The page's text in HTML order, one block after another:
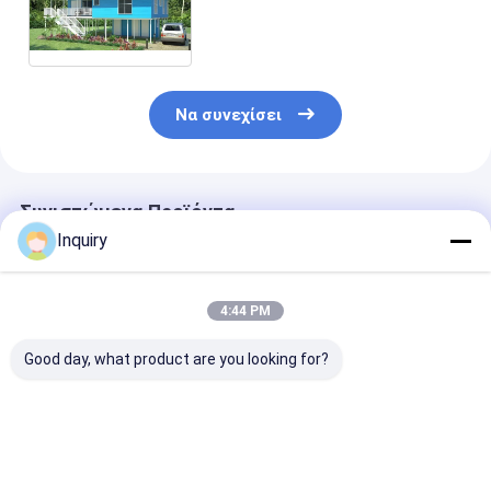
Να συνεχίσει
Συνιστώμενα Προϊόντα
Inquiry
4:44 PM
Good day, what product are you looking for?